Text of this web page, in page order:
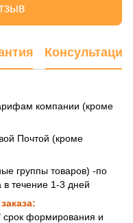
Консультация
компании (кроме
Почтой (кроме
группы товаров) -по
течение 1-3 дней
срок формирования и